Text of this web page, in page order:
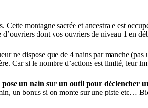
montagne sacrée et ancestrale est
dont vos ouvriers de niveau 1 en
ne dispose que de 4 nains par manche
Car si le nombre d’actions est limité, leur
pose un nain sur un outil pour déclencher
un bonus si on monte sur une piste etc…